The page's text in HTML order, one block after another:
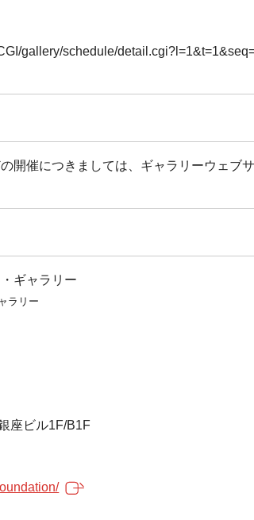
gallery/schedule/
開催につきましては、ギャラリーウェブ
ギャラリー
ラリー
座ビル1F/B1F